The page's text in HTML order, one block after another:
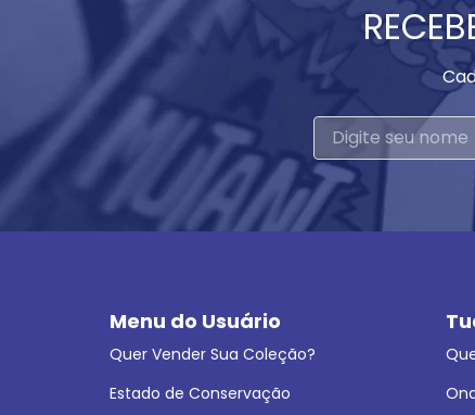
Menu do Usuário
Quer Vender Sua Coleção?
Estado de Conservação